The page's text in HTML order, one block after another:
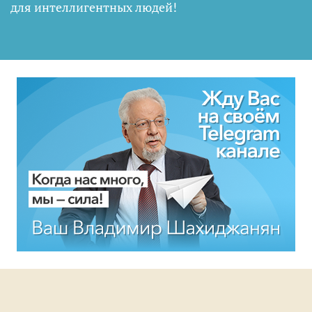
для интеллигентных людей!